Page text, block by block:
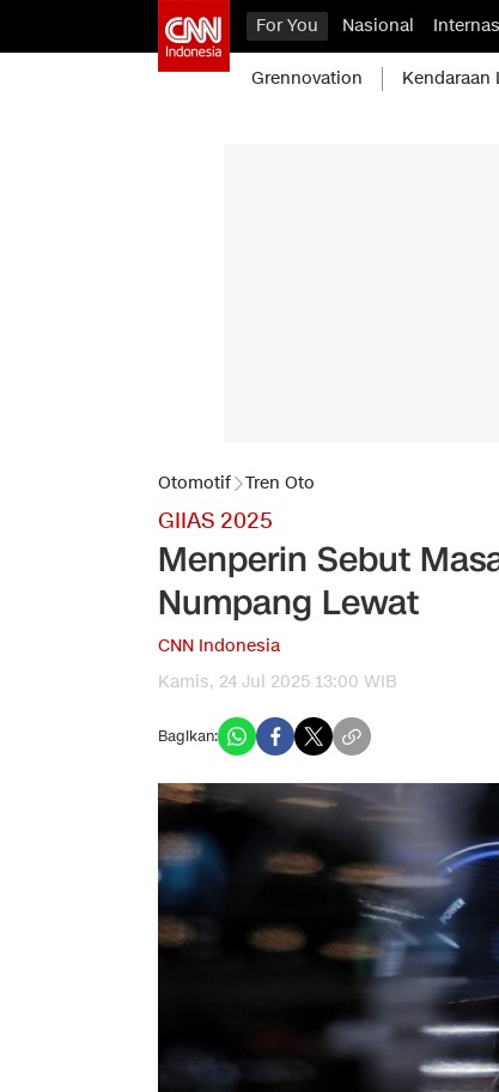
For You Nasional
Grennovation Kendaraan
Otomotif Tren Oto
GIIAS 2025
Menperin Sebut
Numpang Lewat
CNN Indonesia
Kamis, 24 Jul 2025 13:00 WIB
Bagikan: